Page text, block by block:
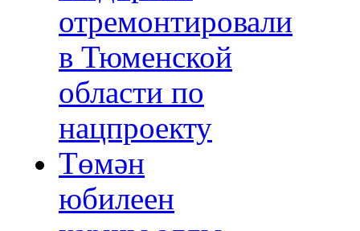
отремонтировали
в Тюменской
области по
нацпроекту
Төмән
юбилеен